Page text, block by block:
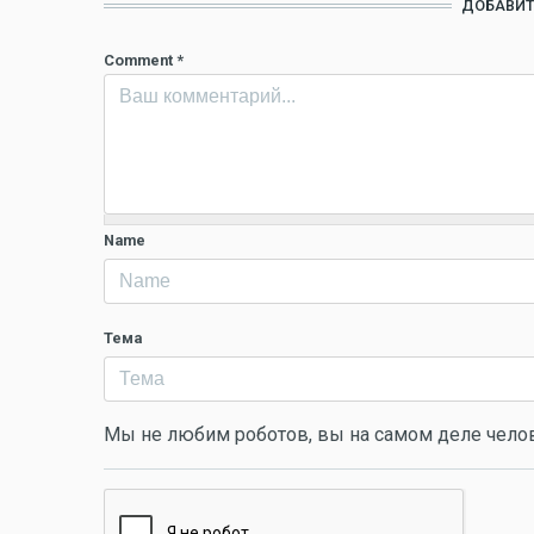
Comment *
Name
Тема
Мы не любим роботов, вы на самом деле